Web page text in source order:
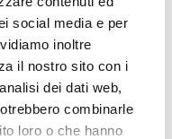
social media e per
inoltre
il nostro sito con i
dei dati web,
combinarle
loro o che hanno